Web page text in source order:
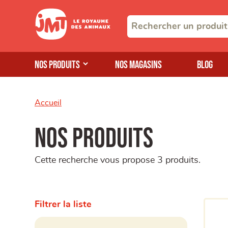
Nos produits Nos magasins Blog
Accueil
Nos produits
Cette recherche vous propose 3 produits.
Filtrer la liste